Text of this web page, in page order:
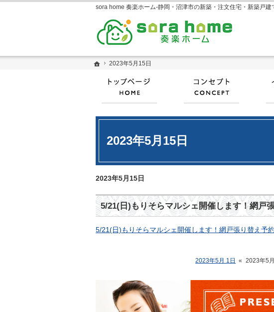
ホーム
2023年5月15日
2023年5月15日
2023年5月15日
5/21(日)もりそらマルシェ開催します！網戸
5/21(日)もりそらマルシェ開催します！網戸張り替え予
2023年5月 1日 « 2023年5
ホーム
2023年5月15日